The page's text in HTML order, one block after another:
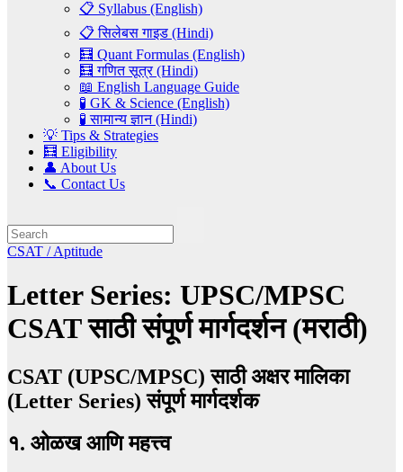
📋 Syllabus (English)
📋 सिलेबस गाइड (Hindi)
🧮 Quant Formulas (English)
🧮 गणित सूत्र (Hindi)
📖 English Language Guide
🧪 GK & Science (English)
🧪 सामान्य ज्ञान (Hindi)
💡 Tips & Strategies
🧮 Eligibility
👤 About Us
📞 Contact Us
CSAT / Aptitude
Letter Series: UPSC/MPSC
CSAT साठी संपूर्ण मार्गदर्शन (मराठी)
CSAT (UPSC/MPSC) साठी अक्षर मालिका
(Letter Series) संपूर्ण मार्गदर्शक
१. ओळख आणि महत्त्व